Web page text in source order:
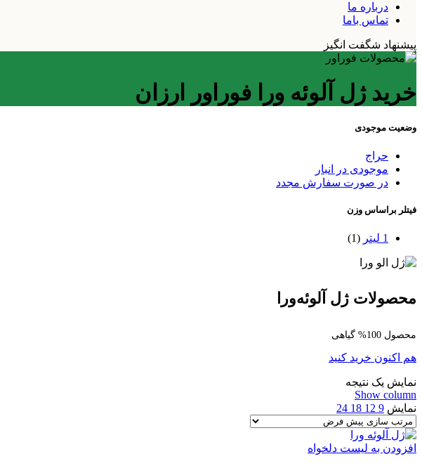
درباره ما
تماس باما
پیشنهاد شگفت انگیز
خرید ژل آلوئه ورا فوراور ارزان
وضعیت موجودی
حراج
موجودی در انبار
در صورت سفارش مجدد
فیتلر براساس وزن
1 لیتر (1)
محصولات ژل آلوئه‌ورا
محصول 100% گیاهی
هم اکنون خرید کنید
نمایش یک نتیجه
Show column
نمایش 9
12
18
24
افزودن به لیست دلخواه